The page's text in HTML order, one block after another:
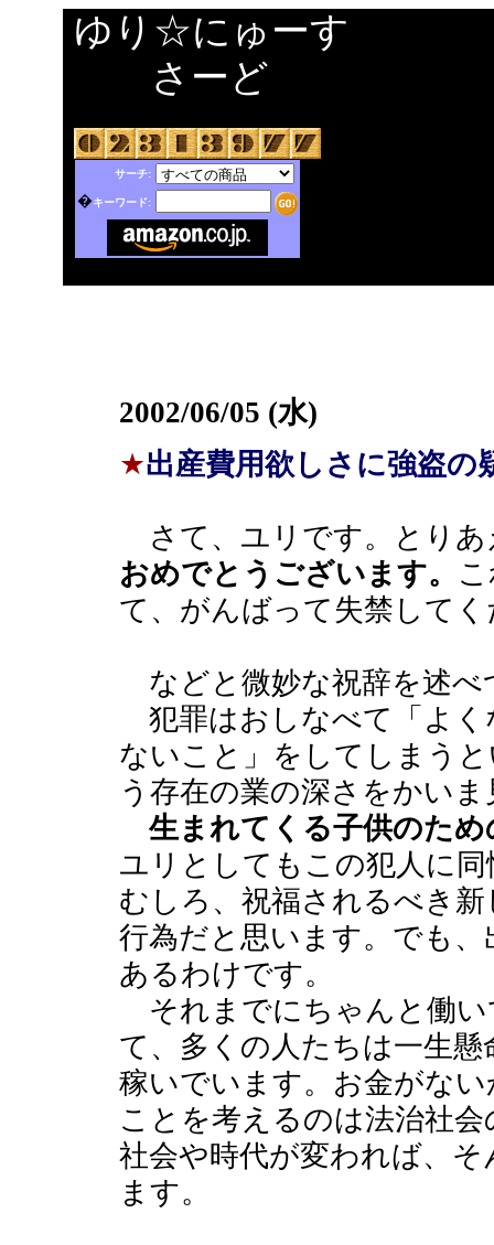
ゆり☆にゅーす
さーど
サーチ:
�キーワード:
2002/06/05 (水)
★出産費用欲しさに強盗
さて、ユリです。とりあ
おめでとうございます。
て、がんばって失禁して
などと微妙な祝辞を述べ
犯罪はおしなべて「よく
ないこと」をしてしまう
う存在の業の深さをかい
生まれてくる子供のため
ユリとしてもこの犯人に
むしろ、祝福されるべき
行為だと思います。でも
あるわけです。
それまでにちゃんと働い
て、多くの人たちは一生
稼いでいます。お金がな
ことを考えるのは法治社
社会や時代が変われば、
ます。